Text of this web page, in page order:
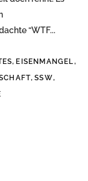
“WTF...
, EISENMANGEL,
,SSW,